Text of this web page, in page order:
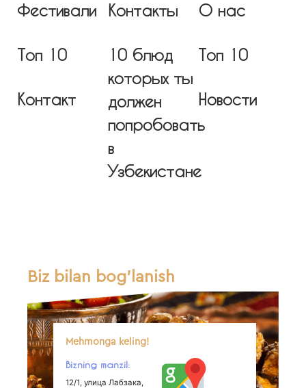
Фестивали
Топ 10
Контакт
Контакты
10 блюд
которых ты
должен
попробовать
в
Узбекистане
О нас
Топ 10
Новости
Biz bilan bog'lanish
Mehmonga keling!
Bizning manzil:
12/1, улица Лабзака,